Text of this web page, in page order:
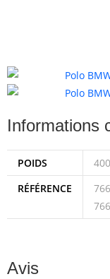
Informations
POIDS
RÉFÉRENCE
Avis